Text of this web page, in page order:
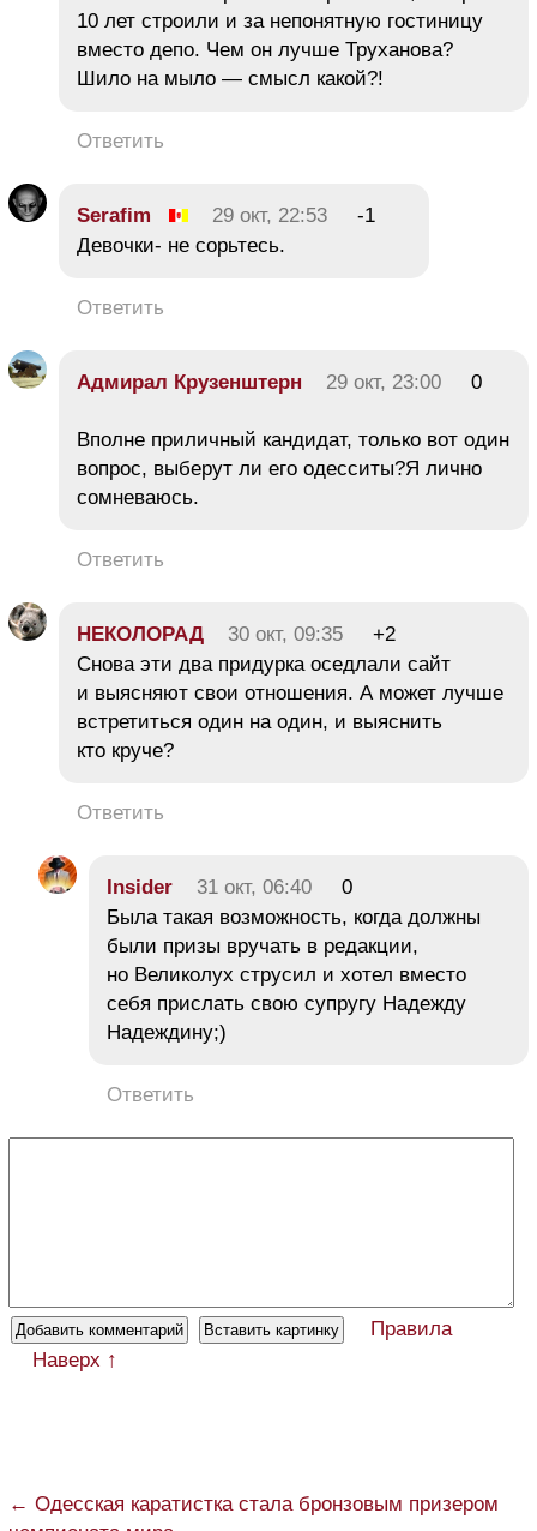
10 лет строили и за непонятную гостиницу
вместо депо. Чем он лучше Труханова?
Шило на мыло — смысл какой?!
Ответить
Serafim 29 окт, 22:53
-1
Девочки- не сорьтесь.
Ответить
Адмирал Крузенштерн 29 окт, 23:00 0
Вполне приличный кандидат, только вот один
вопрос, выберут ли его одесситы?Я лично
сомневаюсь.
Ответить
НЕКОЛОРАД 30 окт, 09:35
+2
Снова эти два придурка оседлали сайт
и выясняют свои отношения. А может лучше
встретиться один на один, и выяснить
кто круче?
Ответить
Insider 31 окт, 06:40
0
Была такая возможность, когда должны
были призы вручать в редакции,
но Великолух струсил и хотел вместо
себя прислать свою супругу Надежду
Надеждину;)
Ответить
Правила
Наверх ↑
← Одесская каратистка стала бронзовым призером